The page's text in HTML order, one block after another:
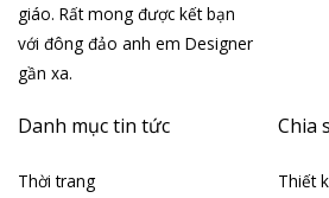
giáo. Rất mong được kết bạn
với đông đảo anh em Designer
gần xa.
Danh mục tin tức
Thời trang
Chia
Thiết